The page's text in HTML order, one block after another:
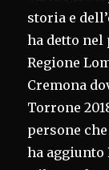
storia e
ha detto
Regione
Cremona
Torrone
persone
ha aggiunto